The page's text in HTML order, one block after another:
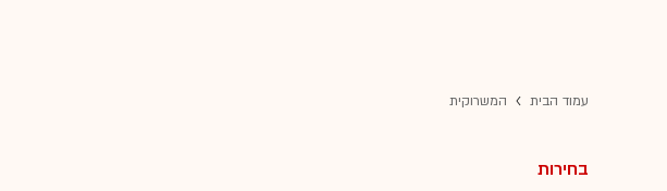
עמוד הבית המשרוקית
בחירות